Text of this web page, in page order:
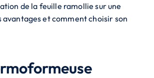
de la feuille ramollie sur une
avantages et comment choisir son